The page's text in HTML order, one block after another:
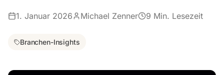
1. Januar 2026 Michael Zenner 9 Min. Lesezeit
Branchen-Insights